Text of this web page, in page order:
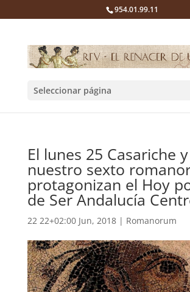
954.01.99.11
Seleccionar página
El lunes 25 Casariche y
nuestro sexto
protagonizan el Hoy
de Ser Andalucía
22 22+02:00 Jun, 2018| Romanorum